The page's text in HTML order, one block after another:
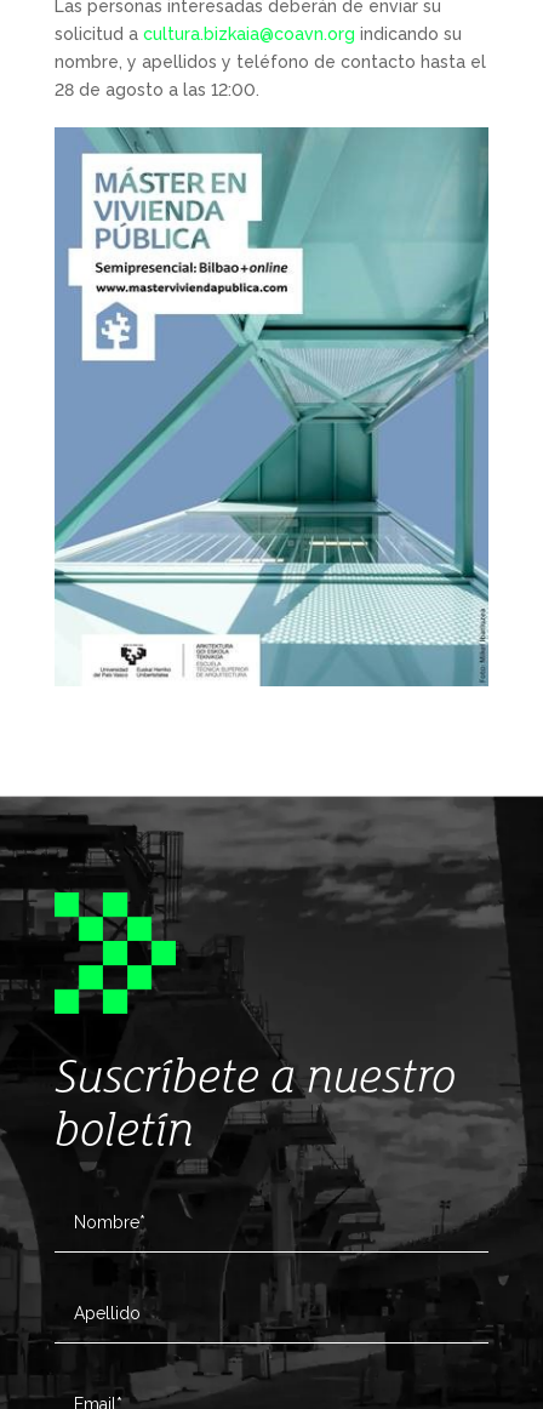
Las personas interesadas deberán de enviar su
solicitud a cultura.bizkaia@coavn.org indicando su
nombre, y apellidos y teléfono de contacto hasta el
28 de agosto a las 12:00.
Suscríbete a nuestro
boletín